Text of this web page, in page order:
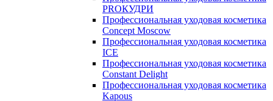
PROКУДРИ
Профессиональная уходовая косметика
Concept Moscow
Профессиональная уходовая косметика
ICE
Профессиональная уходовая косметика
Constant Delight
Профессиональная уходовая косметика
Kapous